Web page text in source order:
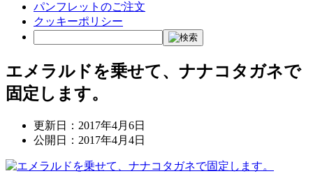
パンフレットのご注文
クッキーポリシー
エメラルドを乗せて、ナナコタガネで
固定します。
更新日： 2017年4月6日
公開日： 2017年4月4日